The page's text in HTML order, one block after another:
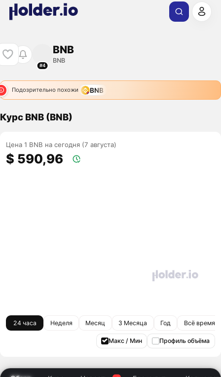
#4
BNB
BNB
Подозрительно похожи BNB
Курс BNB (BNB)
Цена 1 BNB на сегодня (7 августа)
$ 590,96
24 часа Неделя Месяц 3 Месяца Год Всё время
Макс / Мин Профиль объёма